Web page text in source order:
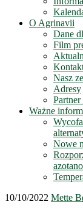
O Agrinavii
Dane
Film
Nasz
Adresy
Ważne
Nowe
10/10/2022 Mette